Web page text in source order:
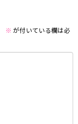
※ が付いている欄は必